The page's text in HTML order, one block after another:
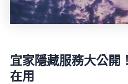
宜家隱藏服務大公開
在用